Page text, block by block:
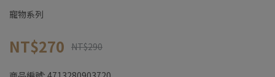
寵物系列
NT$270 NT$290